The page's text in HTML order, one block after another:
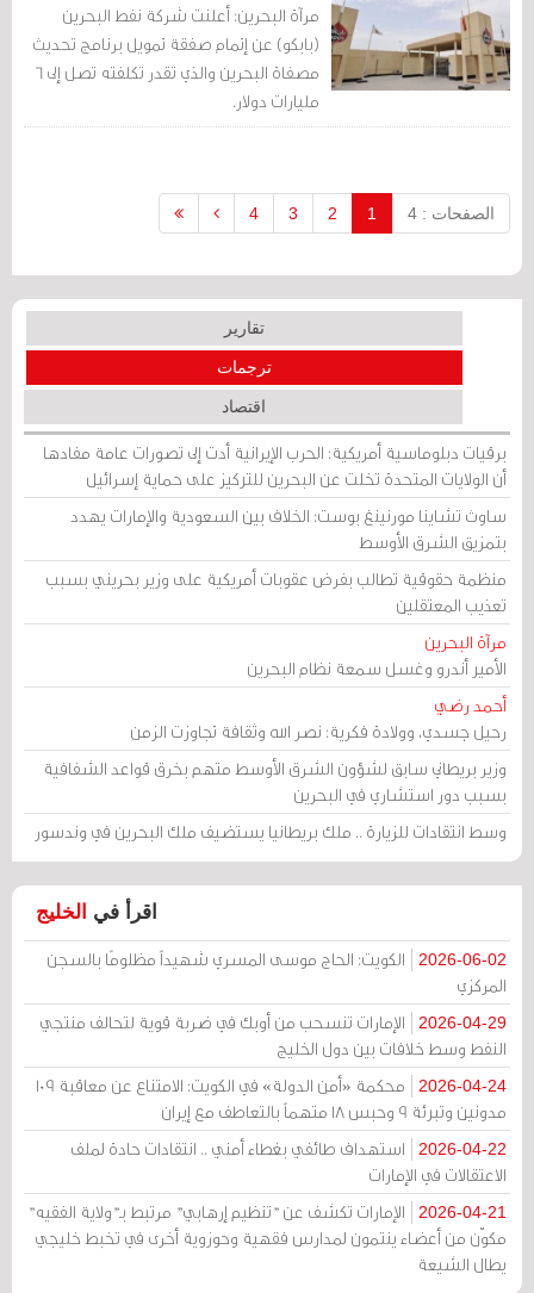
مرآة البحرين: أعلنت شركة نفط البحرين
(بابكو) عن إتمام صفقة تمويل برنامج تحديث
مصفاة البحرين والذي تقدر تكلفته تصل إلى 6
مليارات دولار.
الصفحات : 4 1
2
3
4
تقارير
ترجمات
اقتصاد
برقيات دبلوماسية أمريكية: الحرب الإيرانية أدت إلى تصورات عامة مفادها
أن الولايات المتحدة تخلت عن البحرين للتركيز على حماية إسرائيل
ساوث تشاينا مورنينغ بوست: الخلاف بين السعودية والإمارات يهدد
بتمزيق الشرق الأوسط
منظمة حقوقية تطالب بفرض عقوبات أمريكية على وزير بحريني بسبب
تعذيب المعتقلين
مرآة البحرين
الأمير أندرو وغسل سمعة نظام البحرين
أحمد رضي
رحيل جسدي، وولادة فكرية: نصر الله وثقافة تجاوزت الزمن
وزير بريطاني سابق لشؤون الشرق الأوسط متهم بخرق قواعد الشفافية
بسبب دور استشاري في البحرين
وسط انتقادات للزيارة .. ملك بريطانيا يستضيف ملك البحرين في وندسور
اقرأ في الخليج
2026-06-02
الكويت: الحاج موسى المسري شهيداً مظلومًا بالسجن
المركزي
2026-04-29
الإمارات تنسحب من أوبك في ضربة قوية لتحالف منتجي
النفط وسط خلافات بين دول الخليج
2026-04-24
محكمة «أمن الدولة» في الكويت: الامتناع عن معاقبة 109
مدونين وتبرئة 9 وحبس 18 متهماً بالتعاطف مع إيران
2026-04-22
استهداف طائفي بغطاء أمني .. انتقادات حادة لملف
الاعتقالات في الإمارات
2026-04-21
الإمارات تكشف عن "تنظيم إرهابي" مرتبط بـ"ولاية الفقيه"
مكوّن من أعضاء ينتمون لمدارس فقهية وحوزوية أخرى في تخبط خليجي
يطال الشيعة